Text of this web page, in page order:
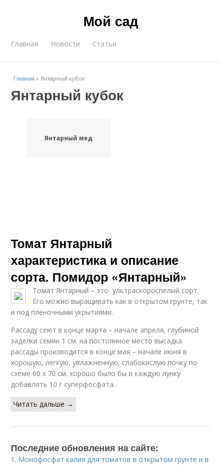
Мой сад
Главная Новости Статьи
Главная »Янтарный кубок
Янтарный кубок
Янтарный мед
Томат Янтарный
характеристика и описание
сорта. Помидор «Янтарный»
Томат Янтарный – это ультраскороспелый сорт.
Его можно выращивать как в открытом грунте, так
и под пленочными укрытиями.
Рассаду сеют в конце марта – начале апреля, глубиной
заделки семян 1 см. на постоянное место высадка
рассады производится в конце мая – начале июня в
хорошую, легкую, увлажненную, слабокислую почку по
схеме 60 х 70 см. хорошо было бы в каждую лунку
добавлять 10 г суперфосфата.
Читать дальше →
Последние обновления на сайте:
1. Монофосфат калия для томатов в открытом грунте и в